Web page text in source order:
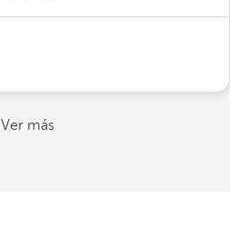
Ver más